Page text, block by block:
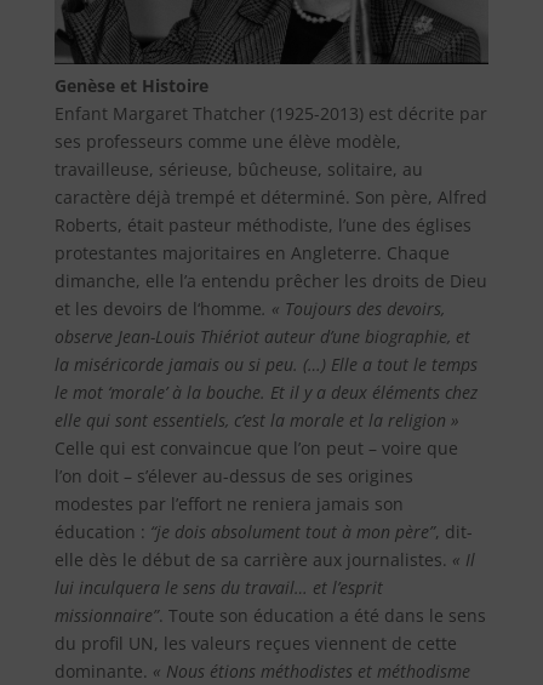
Genèse et Histoire
Enfant Margaret Thatcher (1925-2013) est décrite par
ses professeurs comme une élève modèle,
travailleuse, sérieuse, bûcheuse, solitaire, au
caractère déjà trempé et déterminé. Son père, Alfred
Roberts, était pasteur méthodiste, l’une des églises
protestantes majoritaires en Angleterre. Chaque
dimanche, elle l’a entendu prêcher les droits de Dieu
et les devoirs de l‘homme. « Toujours des devoirs,
observe Jean-Louis Thiériot auteur d’une biographie, et
la miséricorde jamais ou si peu. (…) Elle a tout le temps
le mot ‘morale’ à la bouche. Et il y a deux éléments chez
elle qui sont essentiels, c’est la morale et la religion »
Celle qui est convaincue que l’on peut – voire que
l’on doit – s’élever au-dessus de ses origines
modestes par l’effort ne reniera jamais son
éducation : “je dois absolument tout à mon père”, dit-
elle dès le début de sa carrière aux journalistes. « Il
lui inculquera le sens du travail… et l’esprit
missionnaire”. Toute son éducation a été dans le sens
du profil UN, les valeurs reçues viennent de cette
dominante. « Nous étions méthodistes et méthodisme